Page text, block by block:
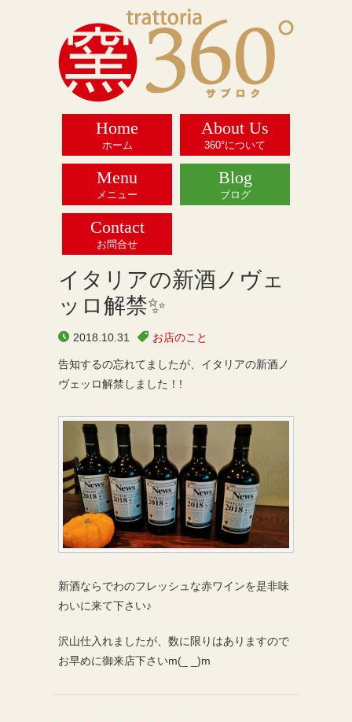
Home
ホーム
About Us
360°について
Menu
メニュー
Blog
ブログ
Contact
お問合せ
イタリアの新酒ノヴェ
ッロ解禁✨
2018.10.31 お店のこと
告知するの忘れてましたが、イタリアの新酒ノ
ヴェッロ解禁しました！!
新酒ならでわのフレッシュな赤ワインを是非味
わいに来て下さい♪
沢山仕入れましたが、数に限りはありますので
お早めに御来店下さいm(_ _)m